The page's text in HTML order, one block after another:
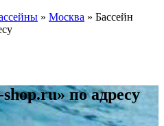
» Москва » Бассейн
по адресу